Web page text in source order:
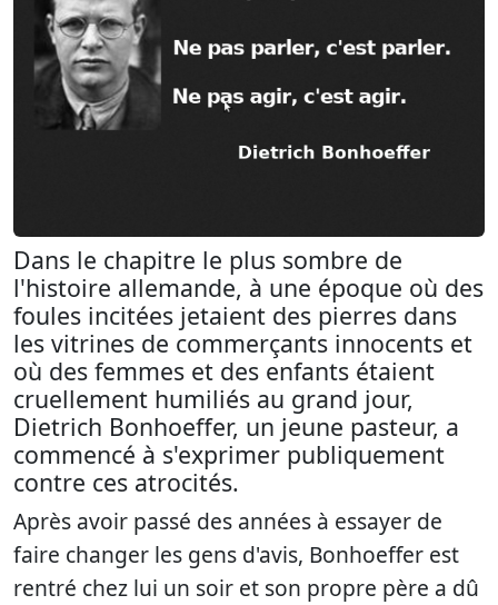
Dans le chapitre le plus sombre de
l'histoire allemande, à une époque où des
foules incitées jetaient des pierres dans
les vitrines de commerçants innocents et
où des femmes et des enfants étaient
cruellement humiliés au grand jour,
Dietrich Bonhoeffer, un jeune pasteur, a
commencé à s'exprimer publiquement
contre ces atrocités.
Après avoir passé des années à essayer de
faire changer les gens d'avis, Bonhoeffer est
rentré chez lui un soir et son propre père a dû